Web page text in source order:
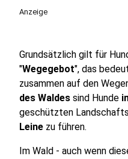
Anzeige
Grundsätzlich gilt für
"Wegegebot", das
zusammen auf den
des Waldes sind Hunde
geschützten
Leine zu führen.
Im Wald - auch wenn